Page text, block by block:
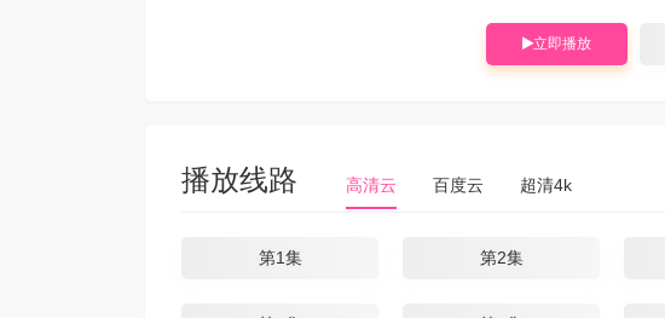
立即播放
播放线路 高清云 百度云 超清4k
第1集 第2集